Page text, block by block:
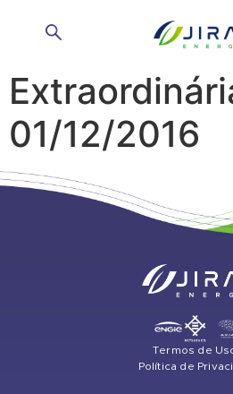
Ata
01/12/2016
Termos de
Política de